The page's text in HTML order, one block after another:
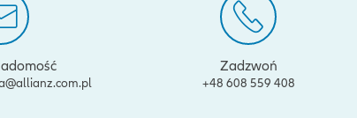
Zadzwoń
+48 608 559 408